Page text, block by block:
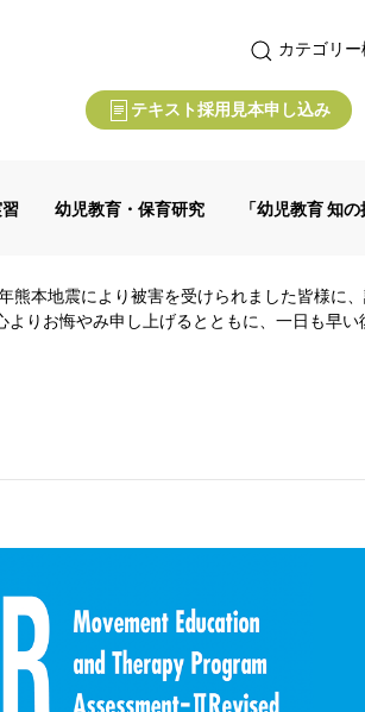
カテゴリ
テキスト採用見本申し込み
幼児教育・保育研究 「幼児教育 知
熊本地震により被害を受けられました皆様に
よりお悔やみ申し上げるとともに、一日も早い